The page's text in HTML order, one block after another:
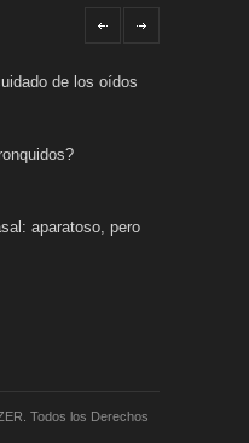
de los oídos
aparatoso, pero
y alegría
Todos los Derechos